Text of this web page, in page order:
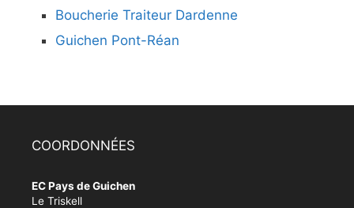
Boucherie Traiteur Dardenne
Guichen Pont-Réan
COORDONNÉES
EC Pays de Guichen
Le Triskell